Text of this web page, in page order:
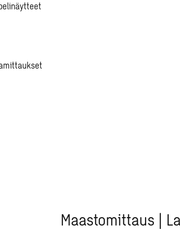
Maastomittaus |